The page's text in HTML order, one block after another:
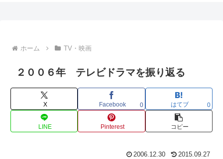
ホーム TV・映画
２００６年 テレビドラマを振り返る
X Facebook 0 はてブ 0
LINE Pinterest コピー
2006.12.30 2015.09.27